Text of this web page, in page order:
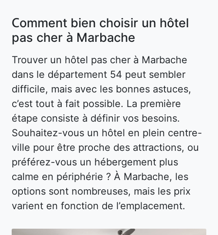
Comment bien choisir un hôtel
pas cher à Marbache
Trouver un hôtel pas cher à Marbache
dans le département 54 peut sembler
difficile, mais avec les bonnes astuces,
c’est tout à fait possible. La première
étape consiste à définir vos besoins.
Souhaitez-vous un hôtel en plein centre-
ville pour être proche des attractions, ou
préférez-vous un hébergement plus
calme en périphérie ? À Marbache, les
options sont nombreuses, mais les prix
varient en fonction de l’emplacement.